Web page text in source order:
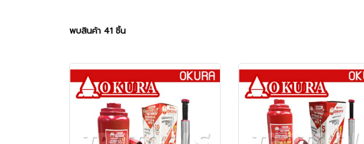
พบสินค้า 41 ชิ้น